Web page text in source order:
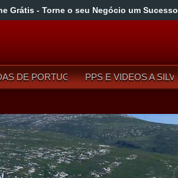
DE PORTUGAL PPS E VIDEOS A
Grátis - Torne o seu Negócio um